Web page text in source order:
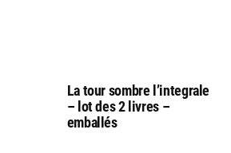
La tour sombre l’integrale
– lot des 2 livres –
emballés